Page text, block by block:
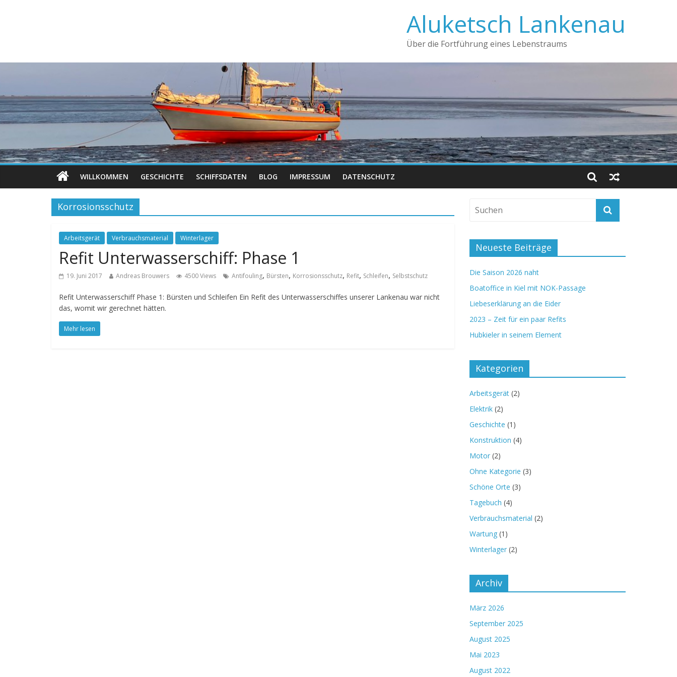
Aluketsch Lankenau
Über die Fortführung eines Lebenstraums
WILLKOMMEN GESCHICHTE SCHIFFSDATEN BLOG IMPRESSUM DATENSCHUTZ
Korrosionsschutz
Arbeitsgerät Verbrauchsmaterial Winterlager
Refit Unterwasserschiff: Phase 1
19. Juni 2017 Andreas Brouwers 4500 Views Antifouling, Bürsten, Korrosionsschutz, Refit, Schleifen, Selbstschutz
Refit Unterwasserschiff Phase 1: Bürsten und Schleifen Ein Refit des Unterwasserschiffes unserer Lankenau war nicht
das, womit wir gerechnet hätten.
Mehr lesen
Neueste Beiträge
Die Saison 2026 naht
Boatoffice in Kiel mit NOK-Passage
Liebeserklärung an die Eider
2023 – Zeit für ein paar Refits
Hubkieler in seinem Element
Kategorien
Arbeitsgerät (2)
Elektrik (2)
Geschichte (1)
Konstruktion (4)
Motor (2)
Ohne Kategorie (3)
Schöne Orte (3)
Tagebuch (4)
Verbrauchsmaterial (2)
Wartung (1)
Winterlager (2)
Archiv
März 2026
September 2025
August 2025
Mai 2023
August 2022